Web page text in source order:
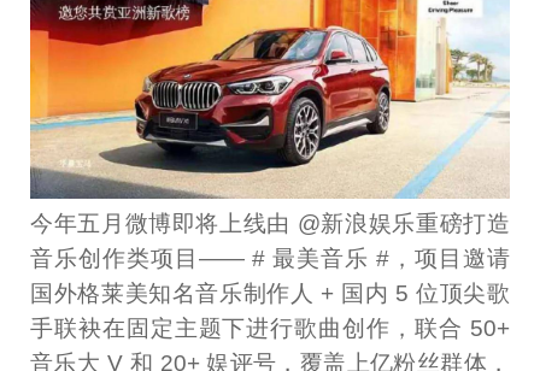
今年五月微博即将上线由 @新浪娱乐重磅打造
音乐创作类项目—— # 最美音乐 #，项目邀请
国外格莱美知名音乐制作人 + 国内 5 位顶尖歌
手联袂在固定主题下进行歌曲创作，联合 50+
音乐大 V 和 20+ 娱评号，覆盖上亿粉丝群体，